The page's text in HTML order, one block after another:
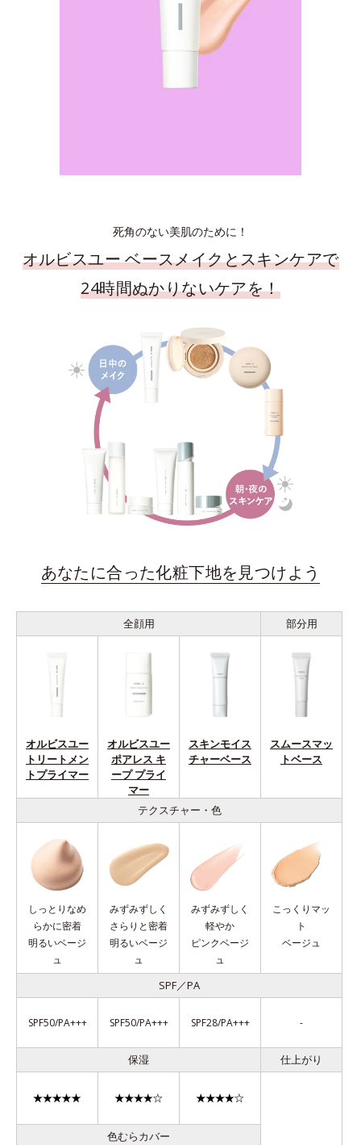
死角のない美肌のために！
オルビスユー ベースメイクとスキンケアで
24時間ぬかりないケアを！
あなたに合った化粧下地を見つけよう
全顔用 部分用
オルビスユー
トリートメン
トプライマー
オルビスユー
ポアレス キ
ープ プライ
マー
スキンモイス
チャーベース
スムースマッ
トベース
テクスチャー・色
しっとりなめ
らかに密着
明るいベージ
ュ
みずみずしく
さらりと密着
明るいベージ
ュ
みずみずしく
軽やか
ピンクベージ
ュ
こっくりマッ
ト
ベージュ
SPF／PA
SPF50/PA+++ SPF50/PA+++ SPF28/PA+++ -
保湿 仕上がり
色むらカバー